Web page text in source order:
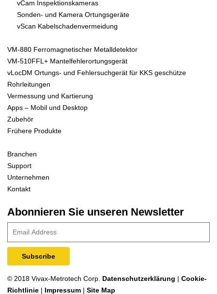
vCam Inspektionskameras
Sonden- und Kamera Ortungsgeräte
vScan Kabelschadenvermeidung
VM-880 Ferromagnetischer Metalldetektor
VM-510FFL+ Mantelfehlerortungsgerät
vLocDM Ortungs- und Fehlersuchgerät für KKS geschütze
Rohrleitungen
Vermessung und Kartierung
Apps – Mobil und Desktop
Zubehör
Frühere Produkte
Branchen
Support
Unternehmen
Kontakt
Abonnieren Sie unseren Newsletter
© 2018 Vivax-Metrotech Corp. Datenschutzerklärung | Cookie-
Richtlinie | Impressum | Site Map